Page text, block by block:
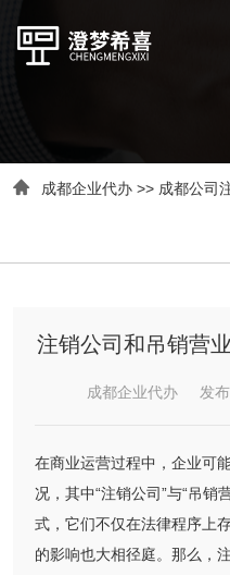
 成都企业代办 >> 成都公司
注销公司和吊销营
成都企业代办 发布
在商业运营过程中，企业可
况，其中“注销公司”与“吊销
式，它们不仅在法律程序上
的影响也大相径庭。那么，